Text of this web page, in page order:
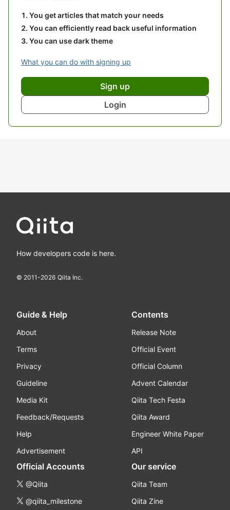
You get articles that match your needs
You can efficiently read back useful information
You can use dark theme
What you can do with signing up
Sign up
Login
How developers code is here.
© 2011-2026 Qiita Inc.
Guide & Help
About
Terms
Privacy
Guideline
Media Kit
Feedback/Requests
Help
Advertisement
Contents
Release Note
Official Event
Official Column
Advent Calendar
Qiita Tech Festa
Qiita Award
Engineer White Paper
API
Official Accounts
@Qiita
@qiita_milestone
Our service
Qiita Team
Qiita Zine